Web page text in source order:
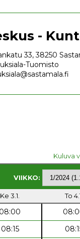
-
33, 38250
Tuomisto
Kuluva
VIIKKO:
Ke 3.1. To
08:00
08:15